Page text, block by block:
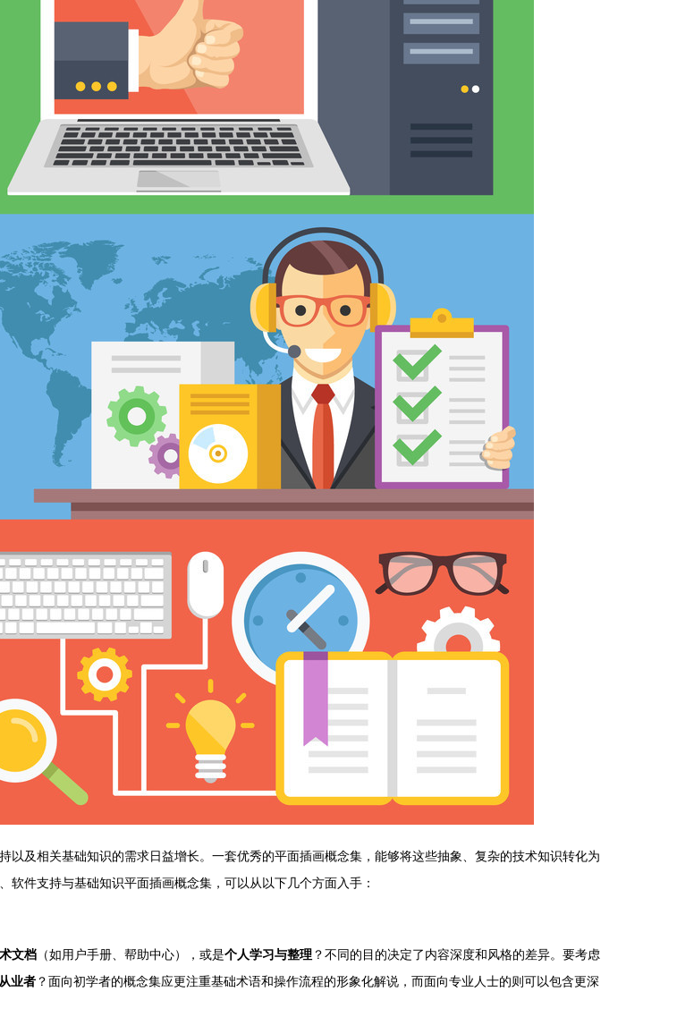
及相关基础知识的需求日益增长。一套优秀的平面插画概念集，能够将这些抽象、复杂的技术知识转化为
件支持与基础知识平面插画概念集，可以从以下几个方面入手：
文档 （如用户手册、帮助中心），或是个人学习与整理 ？不同的目的决定了内容深度和风格的差异。要考虑
业者 ？面向初学者的概念集应更注重基础术语和操作流程的形象化解说，而面向专业人士的则可以包含更深